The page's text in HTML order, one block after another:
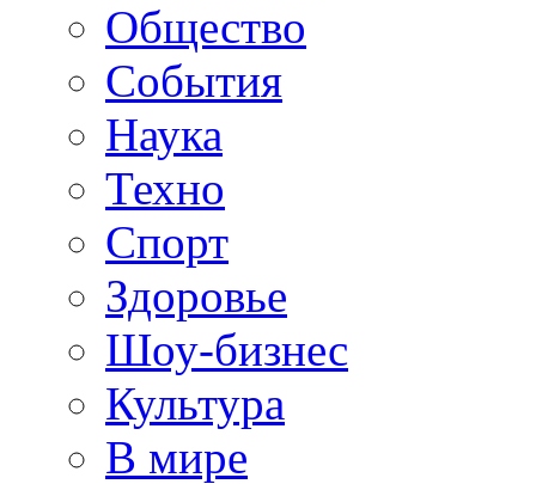
Общество
События
Наука
Техно
Спорт
Здоровье
Шоу-бизнес
Культура
В мире